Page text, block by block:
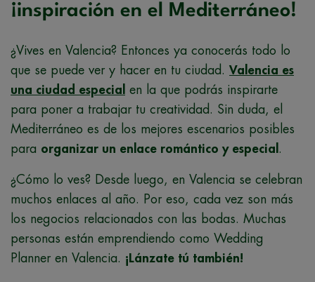
¡inspiración en el Mediterráneo!
¿Vives en Valencia? Entonces ya conocerás todo lo
que se puede ver y hacer en tu ciudad. Valencia es
una ciudad especial
en la que podrás inspirarte
para poner a trabajar tu creatividad. Sin duda, el
Mediterráneo es de los mejores escenarios posibles
para organizar un enlace romántico y especial .
¿Cómo lo ves? Desde luego, en Valencia se celebran
muchos enlaces al año. Por eso, cada vez son más
los negocios relacionados con las bodas. Muchas
personas están emprendiendo como Wedding
Planner en Valencia. ¡Lánzate tú también!